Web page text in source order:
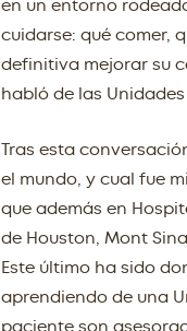
en un entorno
cuidarse: qué comer,
definitiva mejorar su
habló de las
Tras esta
el mundo, y cual fue
que además en
de Houston, Mont
Este último ha sido
aprendiendo de una
paciente son